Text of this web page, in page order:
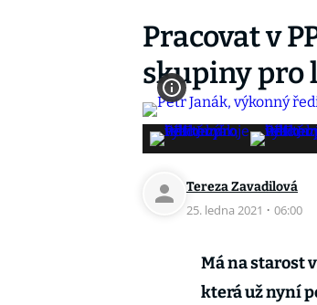
Pracovat v
skupiny pro
Tereza Zavadilová
25. ledna 2021 · 06:00
Má na starost
která už nyní